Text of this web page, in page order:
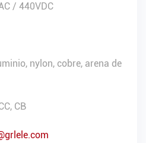
/ 440VDC
nylon, cobre, arena de
CB